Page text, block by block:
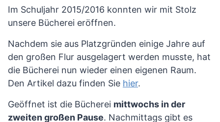
Im Schuljahr 2015/2016 konnten wir mit Stolz
unsere Bücherei eröffnen.
Nachdem sie aus Platzgründen einige Jahre auf
den großen Flur ausgelagert werden musste, hat
die Bücherei nun wieder einen eigenen Raum.
Den Artikel dazu finden Sie hier.
Geöffnet ist die Bücherei mittwochs in der
zweiten großen Pause. Nachmittags gibt es